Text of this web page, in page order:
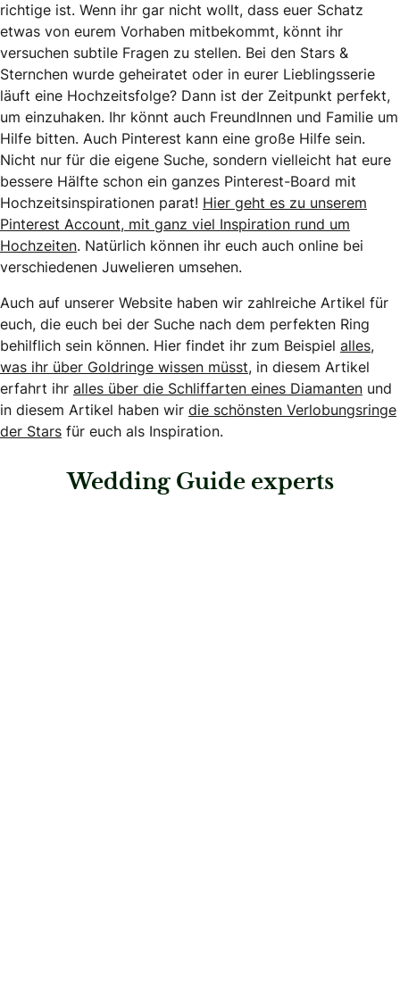
richtige ist. Wenn ihr gar nicht wollt, dass euer Schatz
etwas von eurem Vorhaben mitbekommt, könnt ihr
versuchen subtile Fragen zu stellen. Bei den Stars &
Sternchen wurde geheiratet oder in eurer Lieblingsserie
läuft eine Hochzeitsfolge? Dann ist der Zeitpunkt perfekt,
um einzuhaken. Ihr könnt auch FreundInnen und Familie um
Hilfe bitten. Auch Pinterest kann eine große Hilfe sein.
Nicht nur für die eigene Suche, sondern vielleicht hat eure
bessere Hälfte schon ein ganzes Pinterest-Board mit
Hochzeitsinspirationen parat! Hier geht es zu unserem
Pinterest Account, mit ganz viel Inspiration rund um
Hochzeiten. Natürlich können ihr euch auch online bei
verschiedenen Juwelieren umsehen.
Auch auf unserer Website haben wir zahlreiche Artikel für
euch, die euch bei der Suche nach dem perfekten Ring
behilflich sein können. Hier findet ihr zum Beispiel alles,
was ihr über Goldringe wissen müsst, in diesem Artikel
erfahrt ihr alles über die Schliffarten eines Diamanten und
in diesem Artikel haben wir die schönsten Verlobungsringe
der Stars für euch als Inspiration.
Wedding Guide experts